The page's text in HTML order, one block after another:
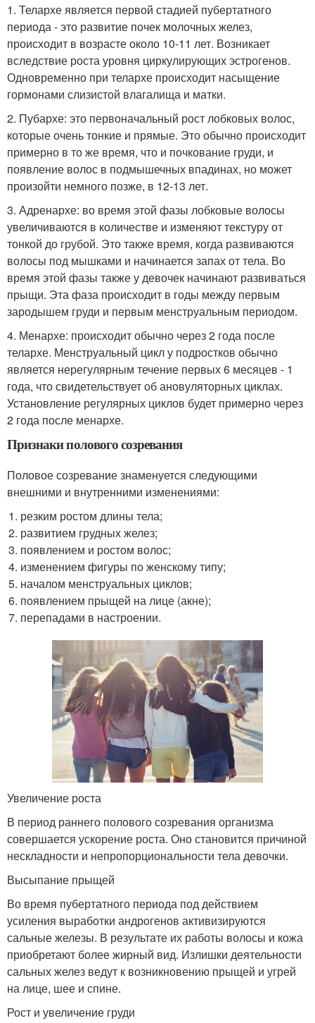
1. Телархе является первой стадией пубертатного
периода - это развитие почек молочных желез,
происходит в возрасте около 10-11 лет. Возникает
вследствие роста уровня циркулирующих эстрогенов.
Одновременно при телархе происходит насыщение
гормонами слизистой влагалища и матки.
2. Пубархе: это первоначальный рост лобковых волос,
которые очень тонкие и прямые. Это обычно происходит
примерно в то же время, что и почкование груди, и
появление волос в подмышечных впадинах, но может
произойти немного позже, в 12-13 лет.
3. Адренархе: во время этой фазы лобковые волосы
увеличиваются в количестве и изменяют текстуру от
тонкой до грубой. Это также время, когда развиваются
волосы под мышками и начинается запах от тела. Во
время этой фазы также у девочек начинают развиваться
прыщи. Эта фаза происходит в годы между первым
зародышем груди и первым менструальным периодом.
4. Менархе: происходит обычно через 2 года после
телархе. Менструальный цикл у подростков обычно
является нерегулярным течение первых 6 месяцев - 1
года, что свидетельствует об ановуляторных циклах.
Установление регулярных циклов будет примерно через
2 года после менархе.
Признаки полового созревания
Половое созревание знаменуется следующими
внешними и внутренними изменениями:
резким ростом длины тела;
развитием грудных желез;
появлением и ростом волос;
изменением фигуры по женскому типу;
началом менструальных циклов;
появлением прыщей на лице (акне);
перепадами в настроении.
Увеличение роста
В период раннего полового созревания организма
совершается ускорение роста. Оно становится причиной
нескладности и непропорциональности тела девочки.
Высыпание прыщей
Во время пубертатного периода под действием
усиления выработки андрогенов активизируются
сальные железы. В результате их работы волосы и кожа
приобретают более жирный вид. Излишки деятельности
сальных желез ведут к возникновению прыщей и угрей
на лице, шее и спине.
Рост и увеличение груди